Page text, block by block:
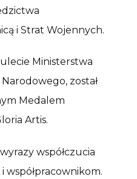
i Strat Wojennych.
Ministerstwa
został
Medalem
Artis.
współczucia
współpracownikom.